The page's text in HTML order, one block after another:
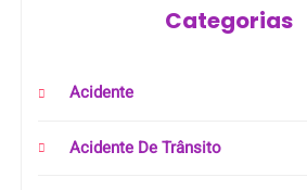
Categorias
Acidente
Acidente De Trânsito